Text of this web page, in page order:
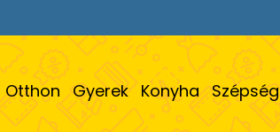
Otthon Gyerek Konyha Szépség